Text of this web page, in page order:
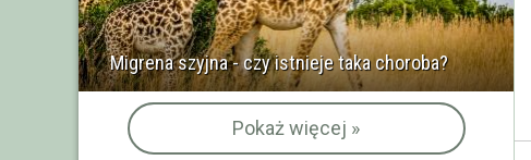
Migrena szyjna - czy istnieje taka choroba?
Pokaż więcej »